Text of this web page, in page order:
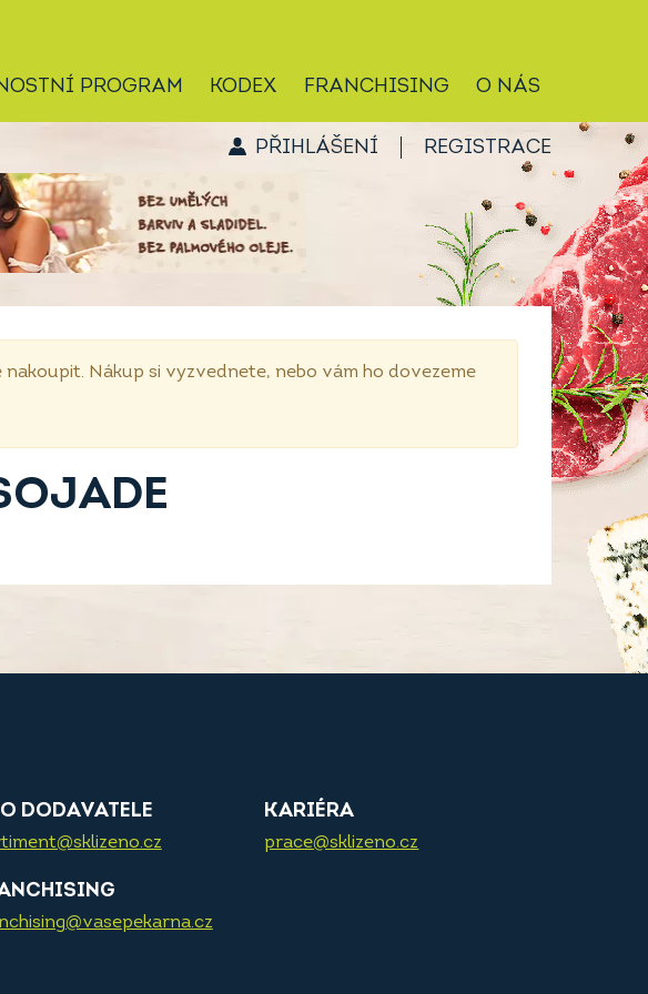
PROGRAM KODEX FRANCHISING O NÁS
PŘIHLÁŠENÍ REGISTRACE
Nákup si vyzvednete, nebo vám ho dovezeme
DODAVATELE KARIÉRA
prace@sklizeno.cz